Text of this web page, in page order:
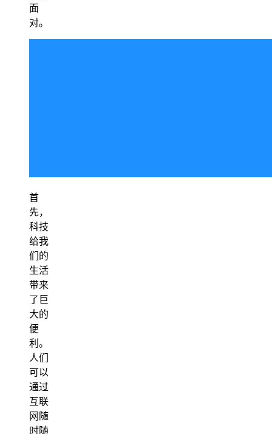
面
对。
首
先，
科技
给我
们的
生活
带来
了巨
大的
便
利。
人们
可以
通过
互联
网随
时随